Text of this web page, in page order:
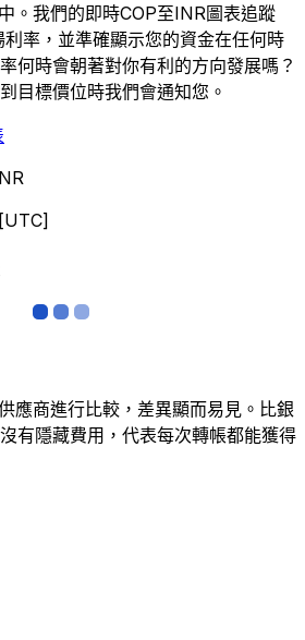
。我們的即時COP至INR圖表追蹤
率，並準確顯示您的資金在任何時
何時會朝著對你有利的方向發展嗎？
目標價位時我們會通知您。
應商進行比較，差異顯而易見。比銀
有隱藏費用，代表每次轉帳都能獲得